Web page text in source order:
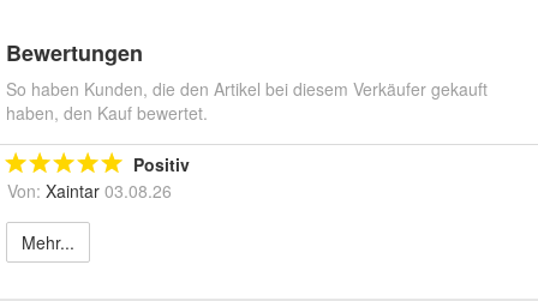
Bewertungen
So haben Kunden, die den Artikel bei diesem Verkäufer gekauft
haben, den Kauf bewertet.
Positiv
Von: Xaintar 03.08.26
Mehr...